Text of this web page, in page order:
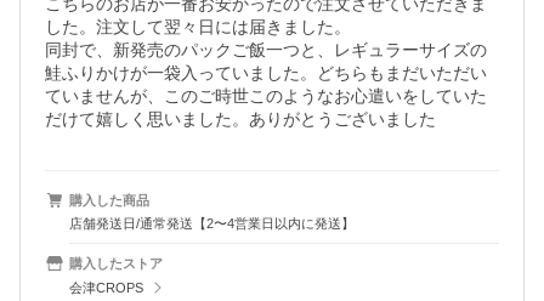
した。注文して翌々日には届きました。
同封で、新発売のパックご飯一つと、レギュラーサイズの
鮭ふりかけが一袋入っていました。どちらもまだいただい
ていませんが、このご時世このようなお心遣いをしていた
購入した商品
店舗発送日/通常発送【2〜4営業日以内に発送】
購入したストア
会津CROPS